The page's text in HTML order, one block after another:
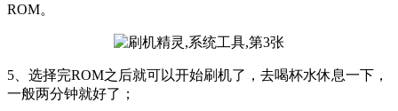
ROM。
5、选择完ROM之后就可以开始刷机了，去喝杯水休息一下，
一般两分钟就好了；